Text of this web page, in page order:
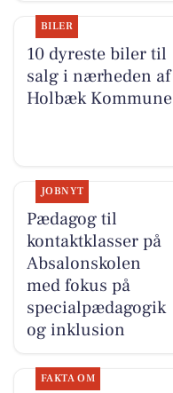
BILER
10 dyreste biler til
salg i nærheden af
Holbæk Kommune
JOBNYT
Pædagog til
kontaktklasser på
Absalonskolen
med fokus på
specialpædagogik
og inklusion
FAKTA OM